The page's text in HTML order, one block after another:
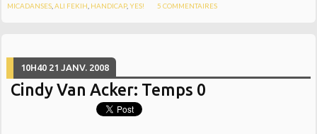
MICADANSES ,ALI FEKIH HANDICAP,YES! 5 COMMENTAIRES
10H40 21 JANV. 2008
Cindy Van Acker: Temps 0